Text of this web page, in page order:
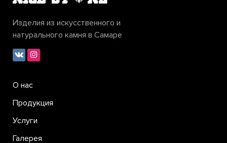
Изделия из искусственного и
натурального камня в Самаре
О нас
Продукция
Услуги
Галерея